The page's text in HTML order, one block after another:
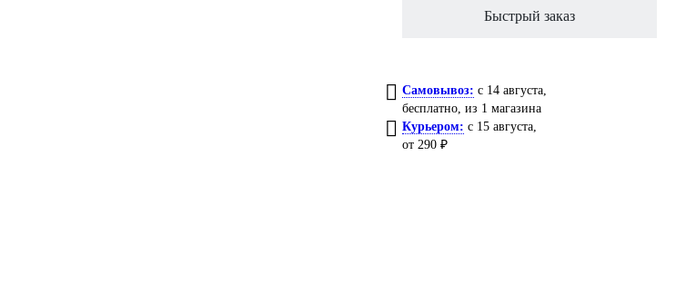
Быстрый заказ
Самовывоз: c 14 августа,
бесплатно , из 1 магазина
Курьером: c 15 августа,
от 290 ₽